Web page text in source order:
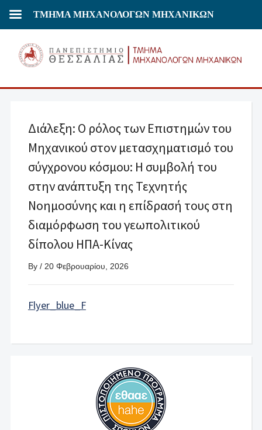
Διάλεξη: O ρόλος των Επιστημών του
Μηχανικού στον μετασχηματισμό του
σύγχρονου κόσμου: H συμβολή του
στην ανάπτυξη της Τεχνητής
Νοημοσύνης και η επίδρασή τους στη
διαμόρφωση του γεωπολιτικού
δίπολου ΗΠΑ-Κίνας
By / 20 Φεβρουαρίου, 2026
Flyer_blue_F
ΤΜΗΜΑ ΜΗΧΑΝΟΛΟΓΩΝ ΜΗΧΑΝΙΚΩΝ